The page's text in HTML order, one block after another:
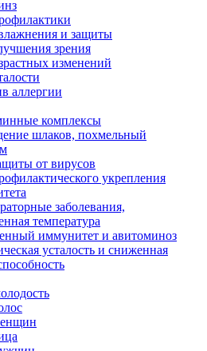
и защиты
зрения
изменений
аллергии
комплексы
шлаков, похмельный
от вирусов
укрепления
заболевания,
температура
иммунитет и авитоминоз
усталость и сниженная